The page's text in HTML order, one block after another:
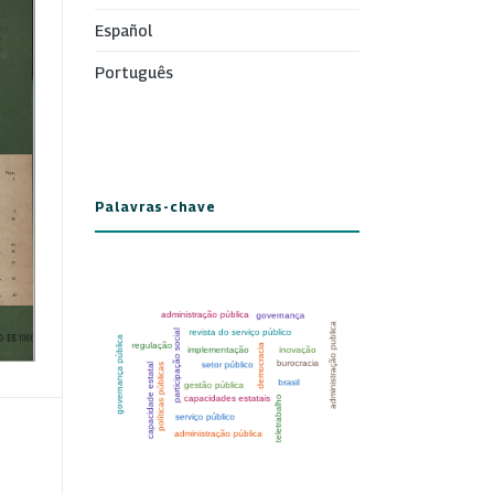
Español
Português
Palavras-chave